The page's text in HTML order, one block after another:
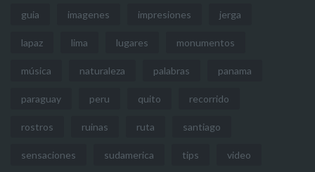
guia imagenes impresiones jerga
lapaz lima lugares monumentos
música naturaleza palabras panama
paraguay peru quito recorrido
rostros ruinas ruta santiago
sensaciones sudamerica tips video